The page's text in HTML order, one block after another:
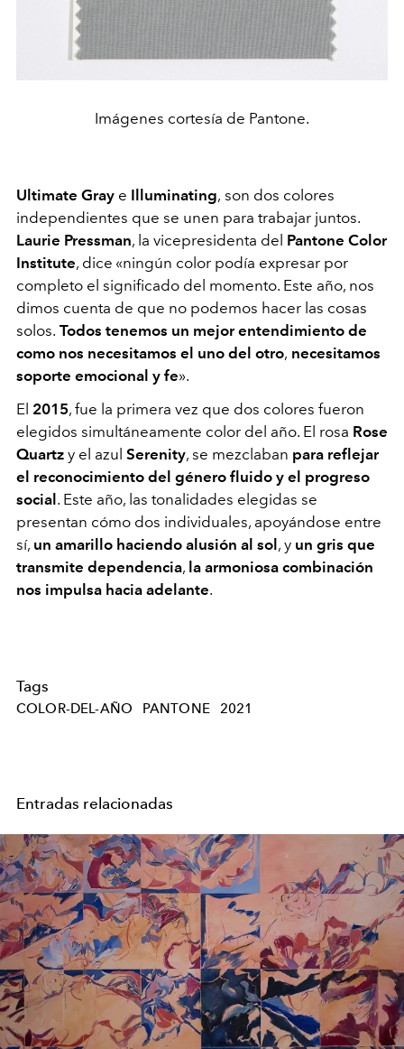
Imágenes cortesía de Pantone.
Ultimate Gray e Illuminating, son dos colores
independientes que se unen para trabajar juntos.
Laurie Pressman, la vicepresidenta del Pantone Color
Institute, dice «ningún color podía expresar por
completo el significado del momento. Este año, nos
dimos cuenta de que no podemos hacer las cosas
solos. Todos tenemos un mejor entendimiento de
como nos necesitamos el uno del otro, necesitamos
soporte emocional y fe».
El 2015, fue la primera vez que dos colores fueron
elegidos simultáneamente color del año. El rosa Rose
Quartz y el azul Serenity, se mezclaban para reflejar
el reconocimiento del género fluido y el progreso
social. Este año, las tonalidades elegidas se
presentan cómo dos individuales, apoyándose entre
sí, un amarillo haciendo alusión al sol, y un gris que
transmite dependencia, la armoniosa combinación
nos impulsa hacia adelante.
Tags
COLOR-DEL-AÑO PANTONE 2021
Entradas relacionadas